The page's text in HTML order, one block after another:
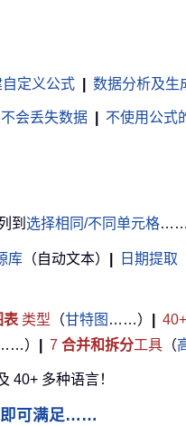
定义公式 数据分析及生
会丢失数据 不使用公式
到 选择相同/不同单元格……
库 （自动文本） 日期提取
表 类型 （甘特图 ……）
） 7 合并和拆分工具 （
40+ 多种语言！
即可满足……